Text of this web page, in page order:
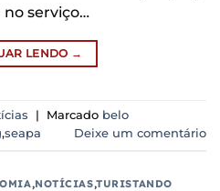
no serviço…
LENDO →
| Marcado belo
,seapa Deixe um comentário
,NOTÍCIAS,TURISTANDO